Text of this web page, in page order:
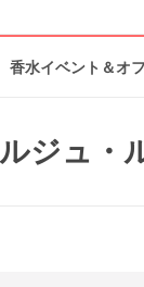
香水イベント＆オ
ジュ・